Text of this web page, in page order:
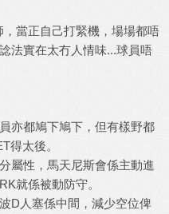
當正自己打緊機，場場都唔
法實在太冇人情味...球員唔
亦都鳩下鳩下，但有樣野都
得太後。
屬性，馬天尼斯會係主動進
就係被動防守。
D人塞係中間，減少空位俾